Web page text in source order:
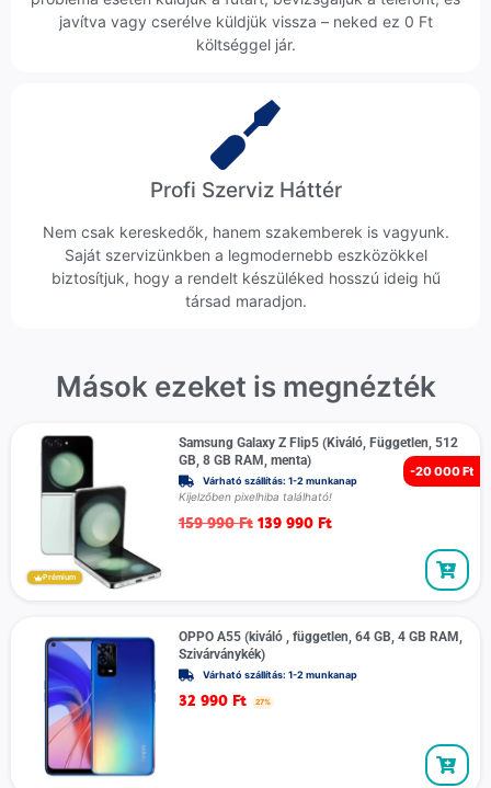
javítva vagy cserélve küldjük vissza – neked ez 0 Ft
költséggel jár.
Profi Szerviz Háttér
Nem csak kereskedők, hanem szakemberek is vagyunk.
Saját szervizünkben a legmodernebb eszközökkel
biztosítjuk, hogy a rendelt készüléked hosszú ideig hű
társad maradjon.
Mások ezeket is megnézték
-20 000 Ft
Prémium
Samsung Galaxy Z Flip5 (Kiváló, Független, 512
GB, 8 GB RAM, menta)
Várható szállítás: 1-2 munkanap
Kijelzőben pixelhiba található!
159 990Ft 139 990 Ft
OPPO A55 (kiváló , független, 64 GB, 4 GB RAM,
Szivárványkék)
Várható szállítás: 1-2 munkanap
32 990 Ft 27%